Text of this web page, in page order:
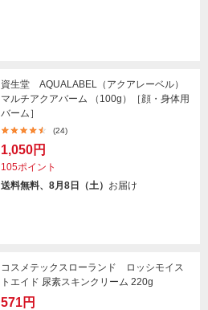
資生堂 AQUALABEL（アクアレーベル）
マルチアクアバーム （100g）［顔・身体用
バーム］
(24)
1,050円
105ポイント
送料無料、8月8日（土） お届け
コスメテックスローランド ロッシモイス
トエイド 尿素スキンクリーム 220g
571円